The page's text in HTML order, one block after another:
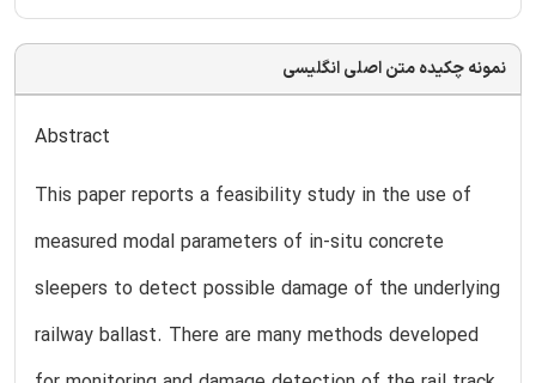
نمونه چکیده متن اصلی انگلیسی
Abstract
This paper reports a feasibility study in the use of
measured modal parameters of in-situ concrete
sleepers to detect possible damage of the underlying
railway ballast. There are many methods developed